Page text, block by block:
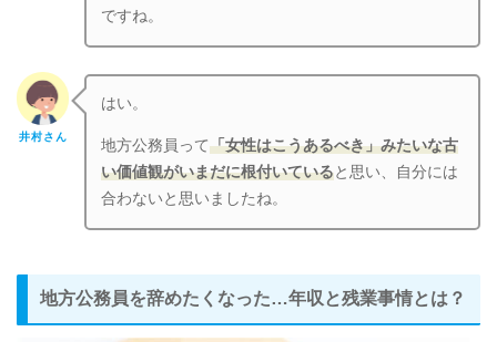
ですね。
井村さん
はい。
地方公務員って「女性はこうあるべき」みたいな古
い価値観がいまだに根付いていると思い、自分には
合わないと思いましたね。
地方公務員を辞めたくなった…年収と残業事情とは？